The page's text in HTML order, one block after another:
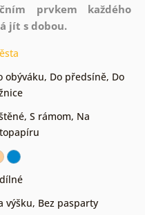
prvkem každého
jít s dobou.
obýváku, Do předsíně, Do
, S rámom, Na
výšku, Bez pasparty